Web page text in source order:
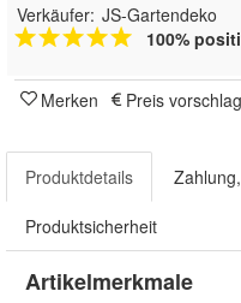
Verkäufer: JS-Gartendeko
100%
Merken Preis
Produktdetails
Produktsicherheit
Artikelmerkmale